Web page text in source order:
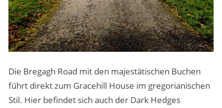
Die Bregagh Road mit den majestätischen Buchen
führt direkt zum Gracehill House im gregorianischen
Stil. Hier befindet sich auch der Dark Hedges